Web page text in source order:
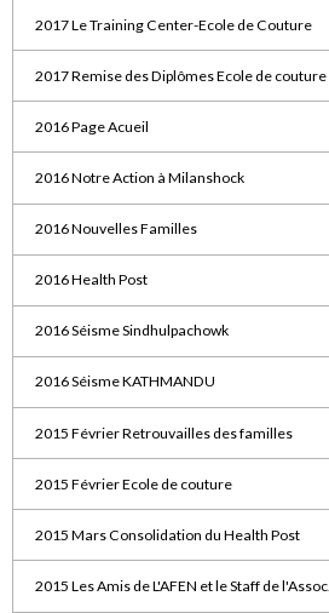
2017 Le Training Center-Ecole de Couture
2017 Remise des Diplômes Ecole de couture
2016 Page Acueil
2016 Notre Action à Milanshock
2016 Nouvelles Familles
2016 Health Post
2016 Séisme Sindhulpachowk
2016 Séisme KATHMANDU
2015 Février Retrouvailles des familles
2015 Février Ecole de couture
2015 Mars Consolidation du Health Post
2015 Les Amis de L'AFEN et le Staff de l'Assoc.